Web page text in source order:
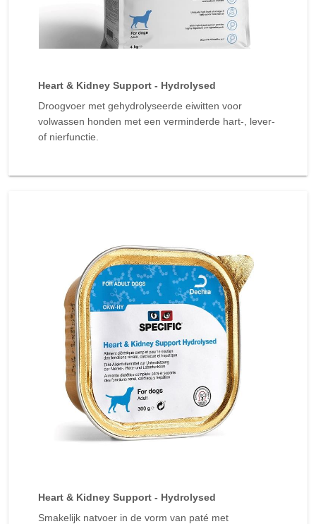
Heart & Kidney Support - Hydrolysed
Droogvoer met gehydrolyseerde eiwitten voor
volwassen honden met een verminderde hart-, lever-
of nierfunctie.
Heart & Kidney Support - Hydrolysed
Smakelijk natvoer in de vorm van paté met